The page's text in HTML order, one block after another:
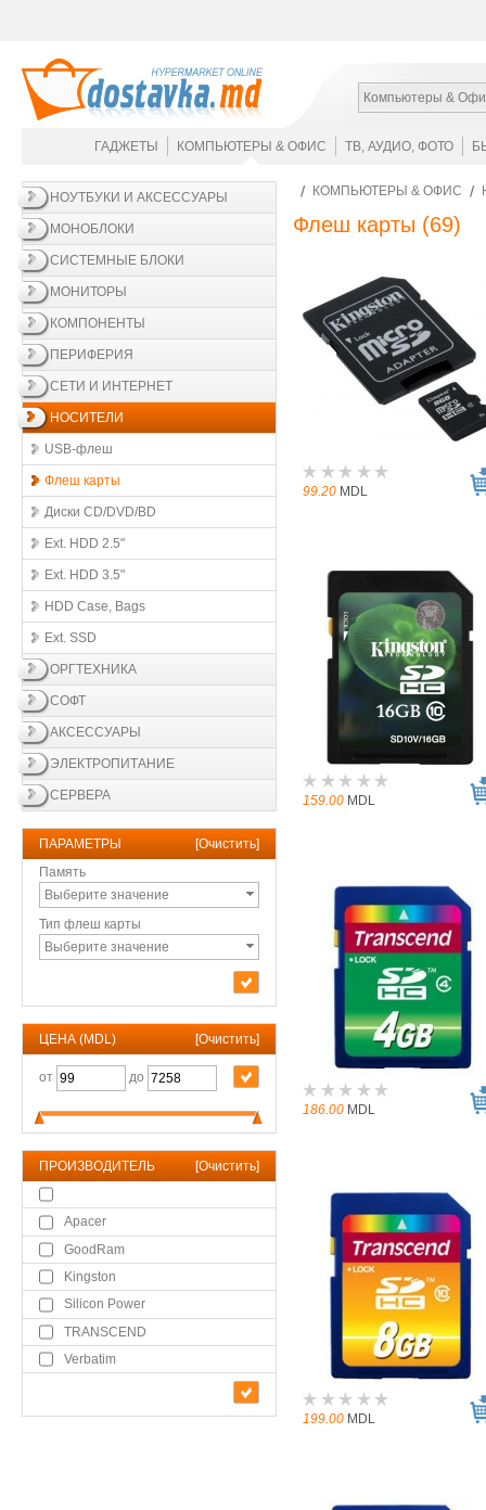
Компьютеры &
ГАДЖЕТЫ КОМПЬЮТЕРЫ & ОФИС ТВ, АУДИО, ФОТО
НОУТБУКИ И АКСЕССУАРЫ
МОНОБЛОКИ
СИСТЕМНЫЕ БЛОКИ
МОНИТОРЫ
КОМПОНЕНТЫ
ПЕРИФЕРИЯ
СЕТИ И ИНТЕРНЕТ
НОСИТЕЛИ
USB-флеш
Флеш карты
Диски CD/DVD/BD
Ext. HDD 2.5"
Ext. HDD 3.5"
HDD Case, Bags
Ext. SSD
ОРГТЕХНИКА
СОФТ
АКСЕССУАРЫ
ЭЛЕКТРОПИТАНИЕ
СЕРВЕРА
ПАРАМЕТРЫ [Очистить]
Память
Выберите значение
Тип флеш карты
Выберите значение
ЦЕНА (MDL) [Очистить]
от до
ПРОИЗВОДИТЕЛЬ [Очистить]
Apacer
GoodRam
Kingston
Silicon Power
TRANSCEND
Verbatim
КОМПЬЮТЕРЫ & ОФИС
Флеш карты (69)
99.20 MDL
159.00 MDL
186.00 MDL
199.00 MDL